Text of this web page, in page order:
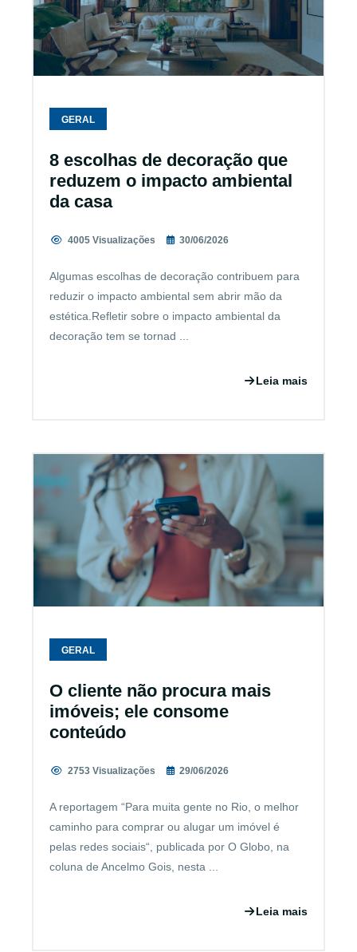
GERAL
8 escolhas de decoração que
reduzem o impacto ambiental
da casa
4005 Visualizações 30/06/2026
Algumas escolhas de decoração contribuem para
reduzir o impacto ambiental sem abrir mão da
estética.Refletir sobre o impacto ambiental da
decoração tem se tornad ...
Leia mais
GERAL
O cliente não procura mais
imóveis; ele consome
conteúdo
2753 Visualizações 29/06/2026
A reportagem “Para muita gente no Rio, o melhor
caminho para comprar ou alugar um imóvel é
pelas redes sociais“, publicada por O Globo, na
coluna de Ancelmo Gois, nesta ...
Leia mais